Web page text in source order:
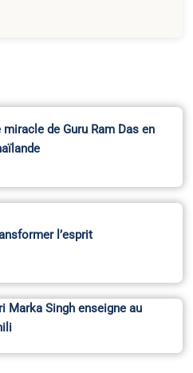
miracle de Guru Ram Das en
l’esprit
Marka Singh enseigne au